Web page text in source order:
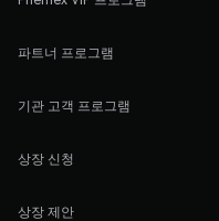
파트너 프로그램
기관 고객 프로그램
상장 신청
상장 제안